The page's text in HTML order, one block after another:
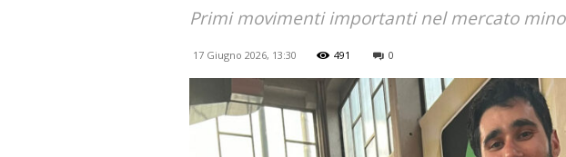
Primi movimenti importanti nel mercato
17 Giugno 2026, 13:30 491 0